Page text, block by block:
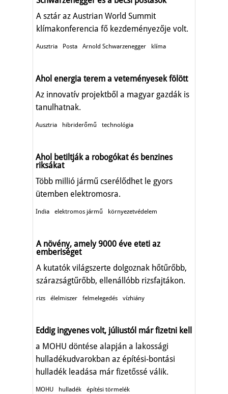
A sztár az Austrian World Summit
klímakonferencia fő kezdeményezője volt.
Ausztria Posta Arnold Schwarzenegger klíma
Ahol energia terem a veteményesek fölött
Az innovatív projektből a magyar gazdák is
tanulhatnak.
Ausztria hibriderőmű technológia
Ahol betiltják a robogókat és benzines
riksákat
Több millió jármű cserélődhet le gyors
ütemben elektromosra.
India elektromos jármű környezetvédelem
A növény, amely 9000 éve eteti az
emberiséget
A kutatók világszerte dolgoznak hőtűrőbb,
szárazságtűrőbb, ellenállóbb rizsfajtákon.
rizs élelmiszer felmelegedés vízhiány
Eddig ingyenes volt, júliustól már fizetni kell
a MOHU döntése alapján a lakossági
hulladékudvarokban az építési-bontási
hulladék leadása már fizetőssé válik.
MOHU hulladék építési törmelék